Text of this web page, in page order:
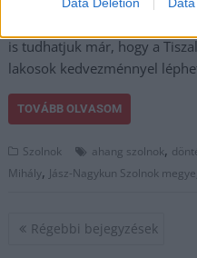
is tudhatjuk már, hogy a
lakosok kedvezménnyel
TOVÁBB OLVASOM
Szolnok ahang szolnok,
Mihály, Jász-Nagykun Szolnok megye
Bejegyzés
Régebbi bejegyzések